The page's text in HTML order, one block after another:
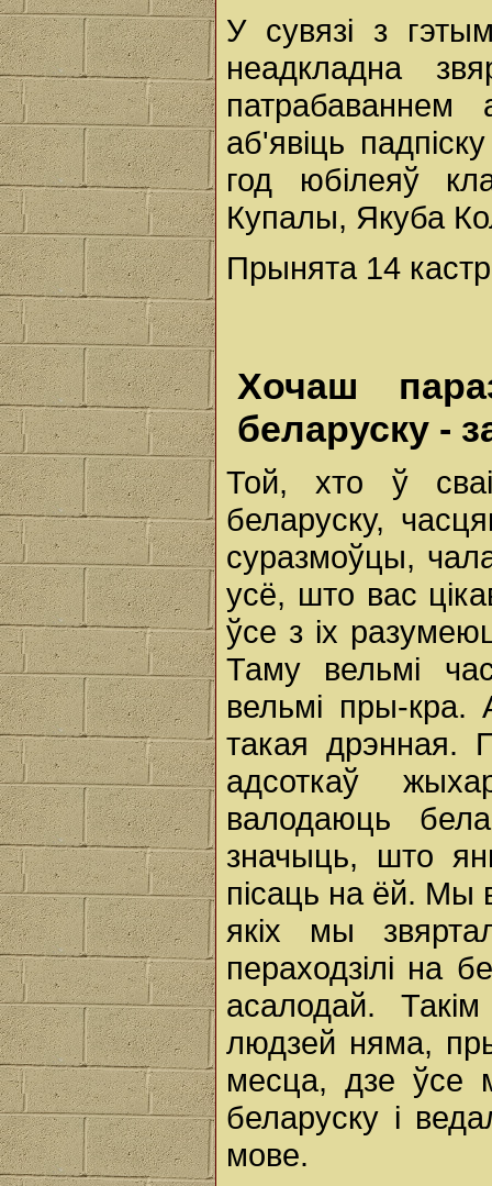
У сувязі з
неадкладна
патрабаваннем
аб'явіць
год юбілеяў
Купалы, Якуба
Прынята 14
Хочаш
беларуску -
Той, хто ў
беларуску,
суразмоўцы,
усё, што вас
ўсе з іх
Таму вельмі
вельмі пры-кра.
такая дрэнная.
адсоткаў
валодаюць
значыць, што
пісаць на ёй. Мы
якіх мы
пераходзілі на
асалодай.
людзей няма,
месца, дзе ўсе
беларуску і
мове.